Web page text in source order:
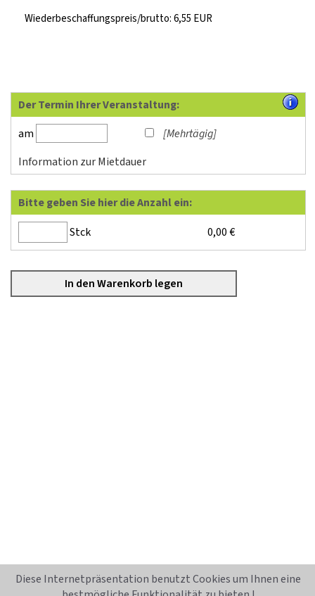
Wiederbeschaffungspreis/brutto: 6,55 EUR
Der Termin Ihrer Veranstaltung:
am
[Mehrtägig]
Information zur Mietdauer
Bitte geben Sie hier die Anzahl ein:
Stck
0,00€
Diese Internetpräsentation benutzt Cookies um Ihnen eine